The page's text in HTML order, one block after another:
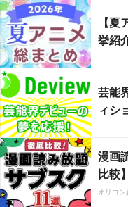
【
挙紹
芸能
ィシ
漫画
比較】
オリコ